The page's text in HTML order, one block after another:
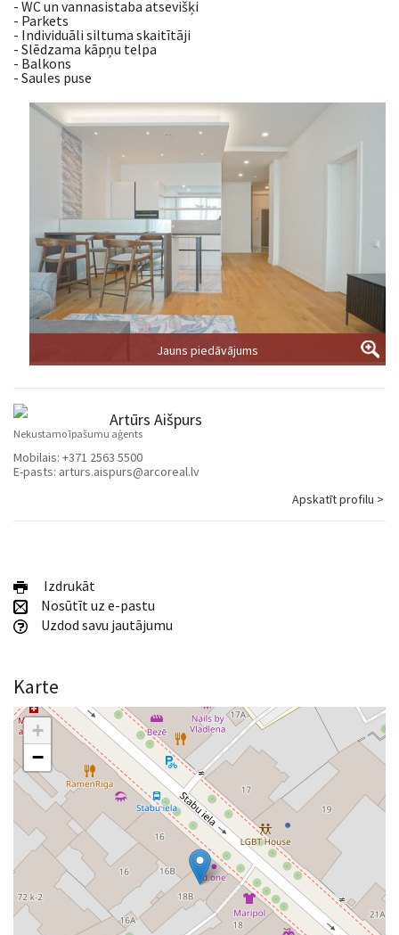
- WC un vannasistaba atsevišķi
- Parkets
- Individuāli siltuma skaitītāji
- Slēdzama kāpņu telpa
- Balkons
- Saules puse
Jauns piedāvājums
Artūrs Aišpurs
Nekustamo īpašumu aģents
Mobilais: +371 2563 5500
E-pasts: arturs.aispurs@arcoreal.lv
Apskatīt profilu >
Izdrukāt
Nosūtīt uz e-pastu
Uzdod savu jautājumu
Karte
+
−